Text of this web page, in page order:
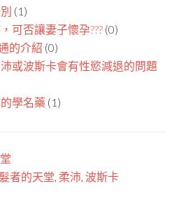
(1)
可否讓妻子懷孕??? (0)
的介紹 (0)
或波斯卡會有性慾減退的問題
學名藥 (1)
者的天堂, 柔沛, 波斯卡